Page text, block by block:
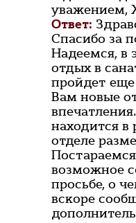
уважением,
Ответ:
Спасибо за
Надеемся, в
отдых в
пройдет
Вам новые
находится в
отделе
возможное
просьбе, о
вскоре